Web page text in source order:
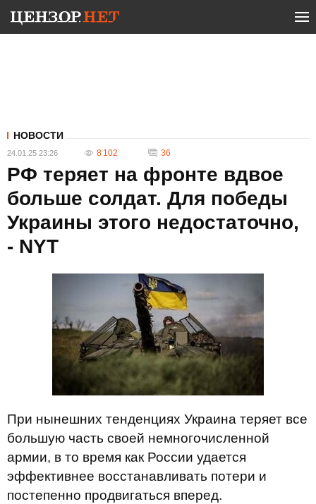
НОВОСТИ
24.01.25 23:26 8 102 36
РФ теряет на фронте вдвое
больше солдат. Для победы
Украины этого недостаточно,
- NYT
При нынешних тенденциях Украина теряет все
большую часть своей немногочисленной
армии, в то время как России удается
эффективнее восстанавливать потери и
постепенно продвигаться вперед.